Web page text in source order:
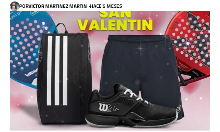
PORVICTOR MARTINEZ MARTIN HACE 5 MESES